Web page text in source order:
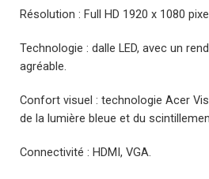
Résolution : Full HD 1920 x 1080
Technologie : dalle LED, avec un
agréable.
Confort visuel : technologie Acer
de la lumière bleue et du
Connectivité : HDMI, VGA.